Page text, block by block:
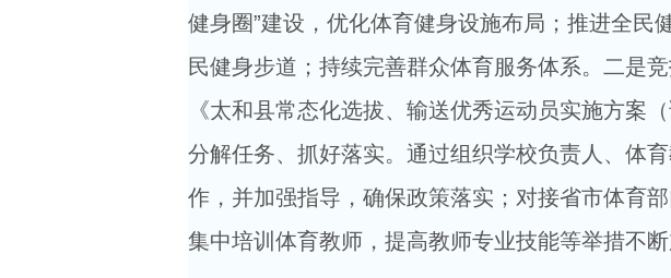
健身圈”建设，优化体育健身设施布局；推进全民
民健身步道；持续完善群众体育服务体系。二是
《太和县常态化选拔、输送优秀运动员实施方案
分解任务、抓好落实。通过组织学校负责人、体
作，并加强指导，确保政策落实；对接省市体育
集中培训体育教师，提高教师专业技能等举措不